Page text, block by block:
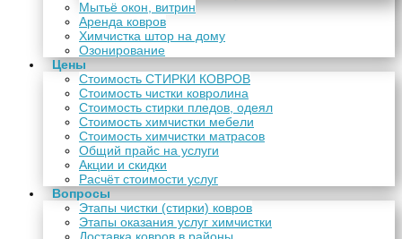
Мытьё окон, витрин
Аренда ковров
Химчистка штор на дому
Озонирование
Цены
Стоимость СТИРКИ КОВРОВ
Стоимость чистки ковролина
Стоимость стирки пледов, одеял
Стоимость химчистки мебели
Стоимость химчистки матрасов
Общий прайс на услуги
Акции и скидки
Расчёт стоимости услуг
Вопросы
Этапы чистки (стирки) ковров
Этапы оказания услуг химчистки